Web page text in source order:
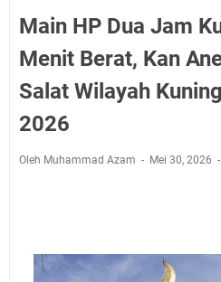
2026 Ada Tiga
Kamis 6 Agustus
Luragung, Ini
Layanan Mobil
Keterlambatan
Agenda Kegiatan
Rabu 5 Agustus
Main HP Dua Jam
Menit Berat, Kan
Salat Wilayah
2026
Oleh Muhammad Azam Mei 30, 2026